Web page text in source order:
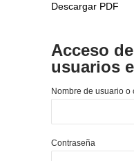
Descargar PDF
Acceso de
usuarios
Nombre de usuario
Contraseña